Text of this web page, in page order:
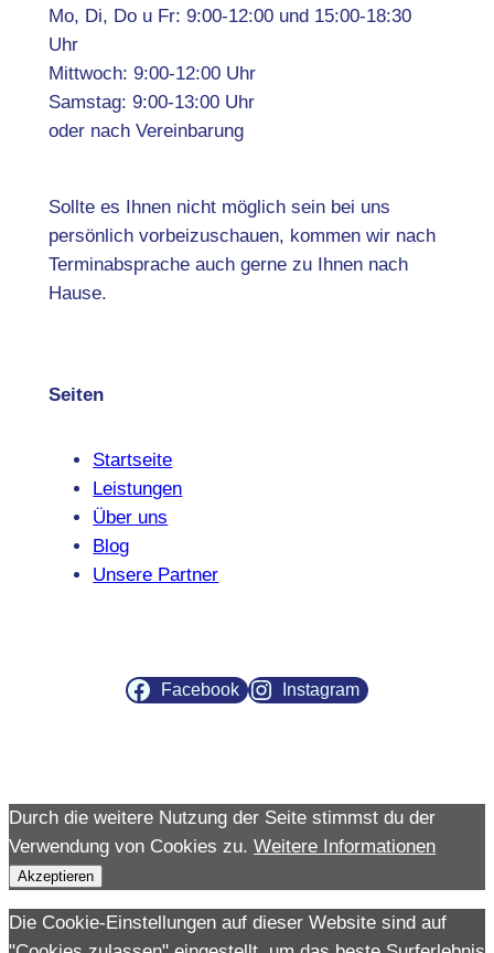
Mo, Di, Do u Fr: 9:00-12:00 und 15:00-18:30
Uhr
Mittwoch: 9:00-12:00 Uhr
Samstag: 9:00-13:00 Uhr
oder nach Vereinbarung
Sollte es Ihnen nicht möglich sein bei uns
persönlich vorbeizuschauen, kommen wir nach
Terminabsprache auch gerne zu Ihnen nach
Hause.
Seiten
Startseite
Leistungen
Über uns
Blog
Unsere Partner
Facebook Instagram
Durch die weitere Nutzung der Seite stimmst du der
Verwendung von Cookies zu. Weitere Informationen
Akzeptieren
Die Cookie-Einstellungen auf dieser Website sind auf